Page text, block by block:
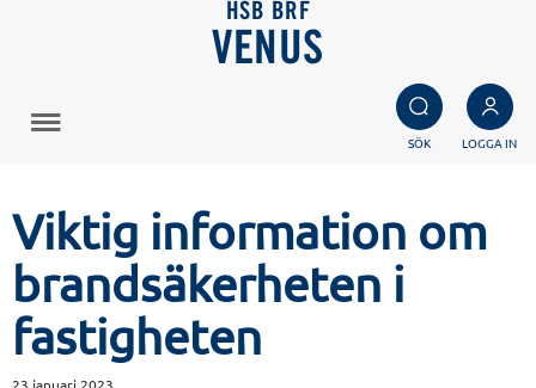
HSB BRF
VENUS
SÖK LOGGA IN
Viktig information om
brandsäkerheten i
fastigheten